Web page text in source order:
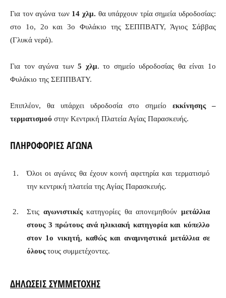
Για τον αγώνα των 14 χλμ. θα υπάρχουν τρία σημεία υδροδοσίας:
στο 1ο, 2ο και 3ο Φυλάκιο της ΣΕΠΠΒΑΤΥ, Άγιος Σάββας
(Γλυκά νερά).
Για τον αγώνα των5 χλμ. το σημείο υδροδοσίας θα είναι 1ο
Φυλάκιο της ΣΕΠΠΒΑΤΥ.
Επιπλέον, θα υπάρχει υδροδοσία στο σημείοεκκίνησης –
τερματισμού στην Κεντρική Πλατεία Αγίας Παρασκευής.
ΠΛΗΡΟΦΟΡΙΕΣ ΑΓΩΝΑ
Όλοι οι αγώνες θα έχουν κοινή αφετηρία και τερματισμό
την κεντρική πλατεία της Αγίας Παρασκευής.
Στις αγωνιστικέςκατηγορίες θα απονεμηθούνμετάλλια
στους 3 πρώτους ανά ηλικιακή κατηγορία και κύπελλο
στον 1ο νικητή, καθώς και αναμνηστικά μετάλλια σε
όλουςτους συμμετέχοντες.
ΔΗΛΩΣΕΙΣ ΣΥΜΜΕΤΟΧΗΣ